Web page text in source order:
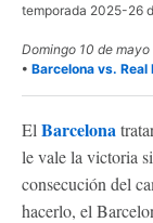
temporada 2025-26
Domingo 10 de mayo
• Barcelona vs.
El Barcelona
le vale la victoria
consecución del
hacerlo, el